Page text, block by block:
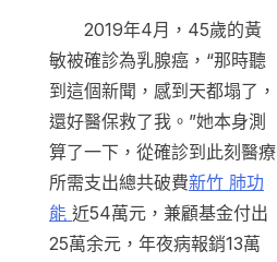
2019年4月，45歲的黃
敏被確診為乳腺癌，“那時聽
到這個新聞，感到天都塌了，
還好醫保救了我。”她本身測
算了一下，從確診到此刻醫療
所需支出總共破費新竹 肺功
能 近54萬元，兼顧基金付出
25萬余元，年夜病報銷13萬